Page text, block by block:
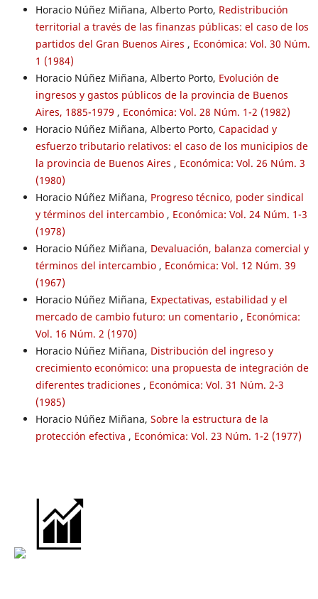
Horacio Núñez Miñana, Alberto Porto, Redistribución
territorial a través de las finanzas públicas: el caso de los
partidos del Gran Buenos Aires , Económica: Vol. 30 Núm.
1 (1984)
Horacio Núñez Miñana, Alberto Porto, Evolución de
ingresos y gastos públicos de la provincia de Buenos
Aires, 1885-1979 , Económica: Vol. 28 Núm. 1-2 (1982)
Horacio Núñez Miñana, Alberto Porto, Capacidad y
esfuerzo tributario relativos: el caso de los municipios de
la provincia de Buenos Aires , Económica: Vol. 26 Núm. 3
(1980)
Horacio Núñez Miñana, Progreso técnico, poder sindical
y términos del intercambio , Económica: Vol. 24 Núm. 1-3
(1978)
Horacio Núñez Miñana, Devaluación, balanza comercial y
términos del intercambio , Económica: Vol. 12 Núm. 39
(1967)
Horacio Núñez Miñana, Expectativas, estabilidad y el
mercado de cambio futuro: un comentario , Económica:
Vol. 16 Núm. 2 (1970)
Horacio Núñez Miñana, Distribución del ingreso y
crecimiento económico: una propuesta de integración de
diferentes tradiciones , Económica: Vol. 31 Núm. 2-3
(1985)
Horacio Núñez Miñana, Sobre la estructura de la
protección efectiva , Económica: Vol. 23 Núm. 1-2 (1977)